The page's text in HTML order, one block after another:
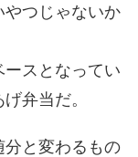
つじゃないか
スとなってい
弁当だ。
と変わるもの